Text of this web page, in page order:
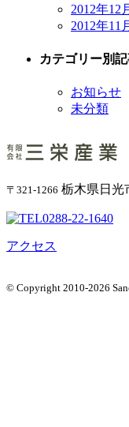
2012年12
2012年11
カテゴリー別
お知らせ
未分類
〒321-1266 栃木県日光
アクセス
© Copyright 2010-2026